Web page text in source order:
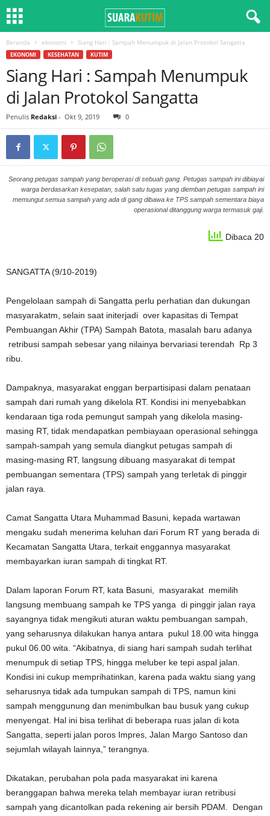
Beranda ekonomi Siang Hari : Sampah Menumpuk di Jalan Protokol Sangatta
EKONOMI KESEHATAN KUTIM
Siang Hari : Sampah Menumpuk
di Jalan Protokol Sangatta
Penulis Redaksi - Okt 9, 2019 0
Seorang petugas sampah yang beroperasi di sebuah gang. Petugas sampah ini dibiayai
warga berdasarkan kesepatan, salah satu tugas yang diemban petugas sampah ini
memungut semua sampah yang ada di gang dibawa ke TPS sampah sementara biaya
operasional ditanggung warga termasuk gaji.
Dibaca 20
SANGATTA (9/10-2019)
Pengelolaan sampah di Sangatta perlu perhatian dan dukungan
masyarakatm, selain saat initerjadi over kapasitas di Tempat
Pembuangan Akhir (TPA) Sampah Batota, masalah baru adanya
retribusi sampah sebesar yang nilainya bervariasi terendah Rp 3
ribu.
Dampaknya, masyarakat enggan berpartisipasi dalam penataan
sampah dari rumah yang dikelola RT. Kondisi ini menyebabkan
kendaraan tiga roda pemungut sampah yang dikelola masing-
masing RT, tidak mendapatkan pembiayaan operasional sehingga
sampah-sampah yang semula diangkut petugas sampah di
masing-masing RT, langsung dibuang masyarakat di tempat
pembuangan sementara (TPS) sampah yang terletak di pinggir
jalan raya.
Camat Sangatta Utara Muhammad Basuni, kepada wartawan
mengaku sudah menerima keluhan dari Forum RT yang berada di
Kecamatan Sangatta Utara, terkait enggannya masyarakat
membayarkan iuran sampah di tingkat RT.
Dalam laporan Forum RT, kata Basuni, masyarakat memilih
langsung membuang sampah ke TPS yanga di pinggir jalan raya
sayangnya tidak mengikuti aturan waktu pembuangan sampah,
yang seharusnya dilakukan hanya antara pukul 18.00 wita hingga
pukul 06.00 wita. “Akibatnya, di siang hari sampah sudah terlihat
menumpuk di setiap TPS, hingga meluber ke tepi aspal jalan.
Kondisi ini cukup memprihatinkan, karena pada waktu siang yang
seharusnya tidak ada tumpukan sampah di TPS, namun kini
sampah menggunung dan menimbulkan bau busuk yang cukup
menyengat. Hal ini bisa terlihat di beberapa ruas jalan di kota
Sangatta, seperti jalan poros Impres, Jalan Margo Santoso dan
sejumlah wilayah lainnya,” terangnya.
Dikatakan, perubahan pola pada masyarakat ini karena
beranggapan bahwa mereka telah membayar iuran retribusi
sampah yang dicantolkan pada rekening air bersih PDAM. Dengan